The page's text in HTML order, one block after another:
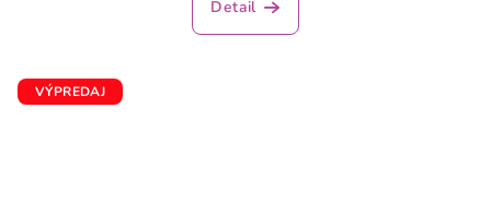
Detail
VÝPREDAJ